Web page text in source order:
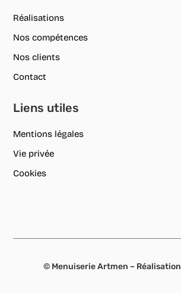
Réalisations
Nos compétences
Nos clients
Contact
Liens utiles
Mentions légales
Vie privée
Cookies
© Menuiserie Artmen – Réalisation